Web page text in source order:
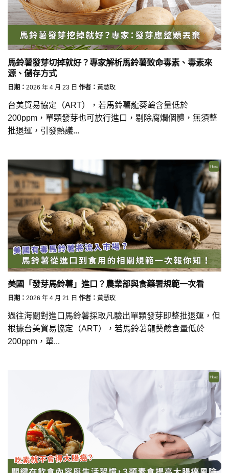
馬鈴薯發芽切掉就好？專家解析馬鈴薯致命毒素、毒素來
源、儲存方式
日期： 2026 年 4 月 23 日 作者： 黃慧玫
台美貿易協定（ART），若馬鈴薯龍葵鹼含量低於
200ppm，單顆發芽也可放行進口，剔除腐爛個體，無須整
批退運，引發熱議...
美國「發芽馬鈴薯」進口？農業部與食藥署規範一次看
日期： 2026 年 4 月 21 日 作者： 黃慧玫
過往海關對進口馬鈴薯採取凡驗出單顆發芽即整批退運，但
根據台美貿易協定（ART），若馬鈴薯龍葵鹼含量低於
200ppm，單...